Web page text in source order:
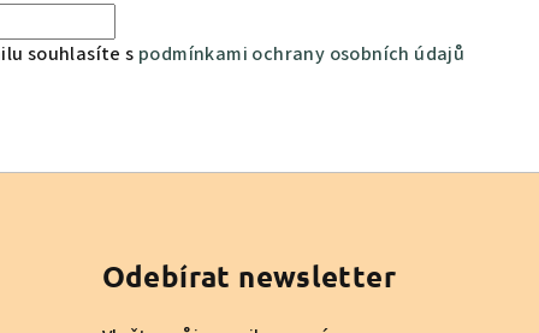
souhlasíte s podmínkami ochrany osobních údajů
Odebírat newsletter